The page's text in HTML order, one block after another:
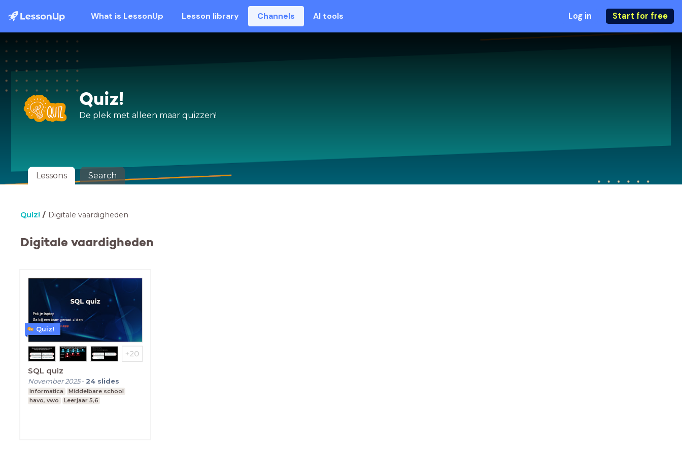
What is LessonUp Lesson library Channels AI tools Log in Start for free
Quiz!
De plek met alleen maar quizzen!
Lessons Search
Quiz! Digitale vaardigheden
Digitale vaardigheden
SQL quiz
November 2025- 24 slides
Informatica
Middelbare school
havo, vwo
Leerjaar 5,6
Quiz!